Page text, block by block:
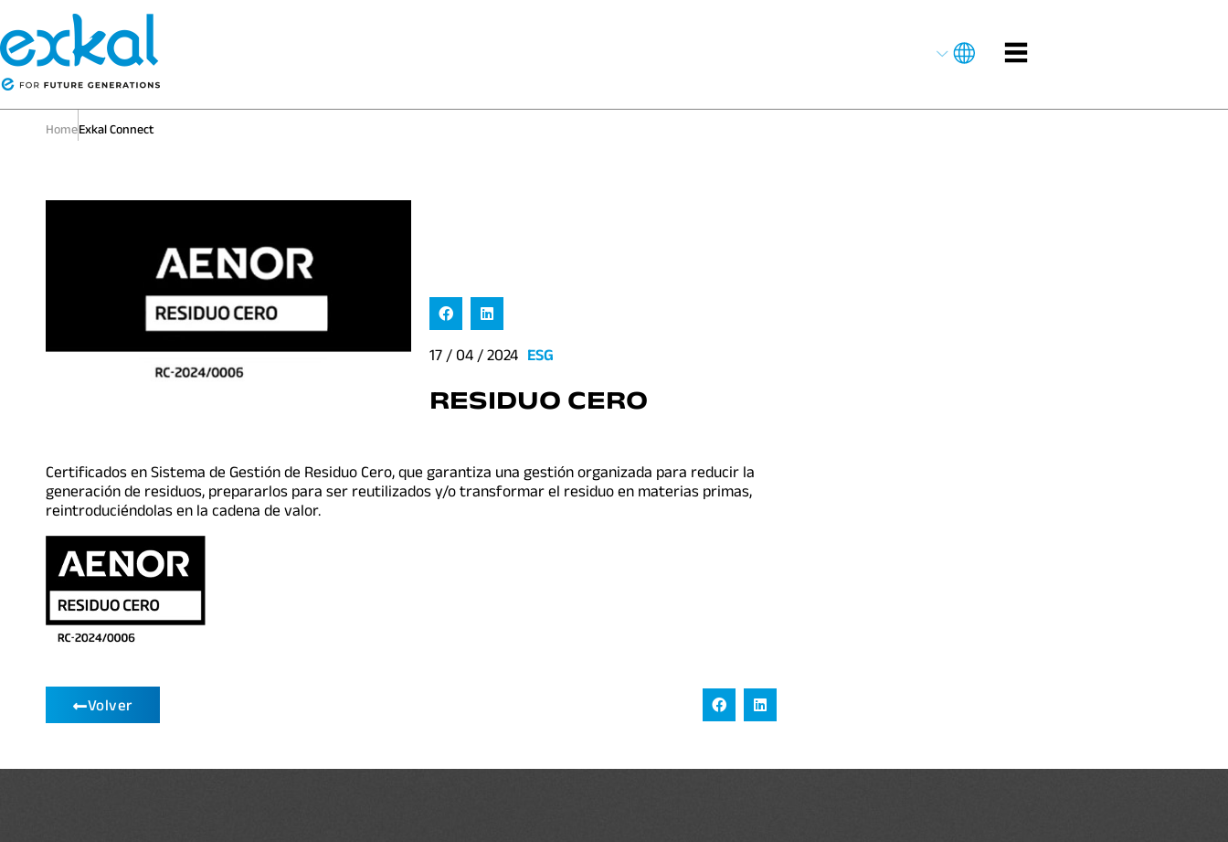
HomeExkal Connect
17 / 04 / 2024 ESG
RESIDUO CERO
Certificados en Sistema de Gestión de Residuo Cero, que garantiza una gestión organizada para reducir la
generación de residuos, prepararlos para ser reutilizados y/o transformar el residuo en materias primas,
reintroduciéndolas en la cadena de valor.
Volver